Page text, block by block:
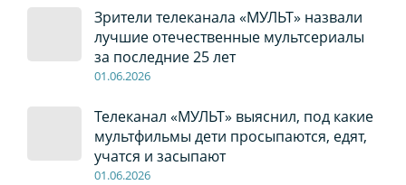
Зрители телеканала «МУЛЬТ» назвали
лучшие отечественные мультсериалы
за последние 25 лет
01.06.2026
Телеканал «МУЛЬТ» выяснил, под какие
мультфильмы дети просыпаются, едят,
учатся и засыпают
01.06.2026